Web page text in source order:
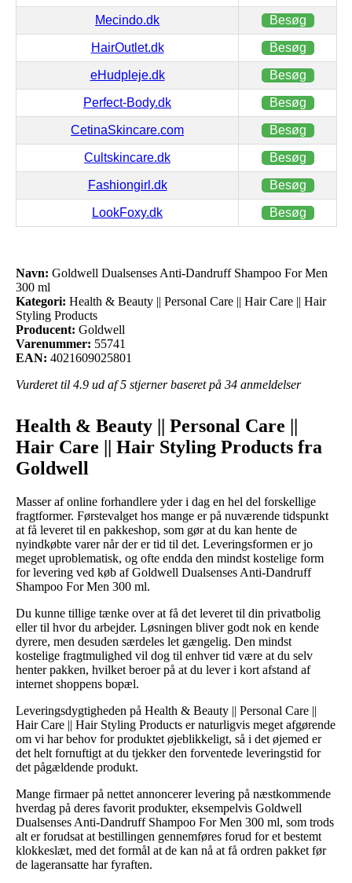
Mecindo.dk Besøg
HairOutlet.dk Besøg
eHudpleje.dk Besøg
Perfect-Body.dk Besøg
CetinaSkincare.com Besøg
Cultskincare.dk Besøg
Fashiongirl.dk Besøg
LookFoxy.dk Besøg
Navn: Goldwell Dualsenses Anti-Dandruff Shampoo For Men
300 ml
Kategori: Health & Beauty || Personal Care || Hair Care || Hair
Styling Products
Producent: Goldwell
Varenummer: 55741
EAN: 4021609025801
Vurderet til 4.9 ud af 5 stjerner baseret på 34 anmeldelser
Health & Beauty || Personal Care ||
Hair Care || Hair Styling Products fra
Goldwell
Masser af online forhandlere yder i dag en hel del forskellige
fragtformer. Førstevalget hos mange er på nuværende tidspunkt
at få leveret til en pakkeshop, som gør at du kan hente de
nyindkøbte varer når der er tid til det. Leveringsformen er jo
meget uproblematisk, og ofte endda den mindst kostelige form
for levering ved køb af Goldwell Dualsenses Anti-Dandruff
Shampoo For Men 300 ml.
Du kunne tillige tænke over at få det leveret til din privatbolig
eller til hvor du arbejder. Løsningen bliver godt nok en kende
dyrere, men desuden særdeles let gængelig. Den mindst
kostelige fragtmulighed vil dog til enhver tid være at du selv
henter pakken, hvilket beroer på at du lever i kort afstand af
internet shoppens bopæl.
Leveringsdygtigheden på Health & Beauty || Personal Care ||
Hair Care || Hair Styling Products er naturligvis meget afgørende
om vi har behov for produktet øjeblikkeligt, så i det øjemed er
det helt fornuftigt at du tjekker den forventede leveringstid for
det pågældende produkt.
Mange firmaer på nettet annoncerer levering på næstkommende
hverdag på deres favorit produkter, eksempelvis Goldwell
Dualsenses Anti-Dandruff Shampoo For Men 300 ml, som trods
alt er forudsat at bestillingen gennemføres forud for et bestemt
klokkeslæt, med det formål at de kan nå at få ordren pakket før
de lageransatte har fyraften.